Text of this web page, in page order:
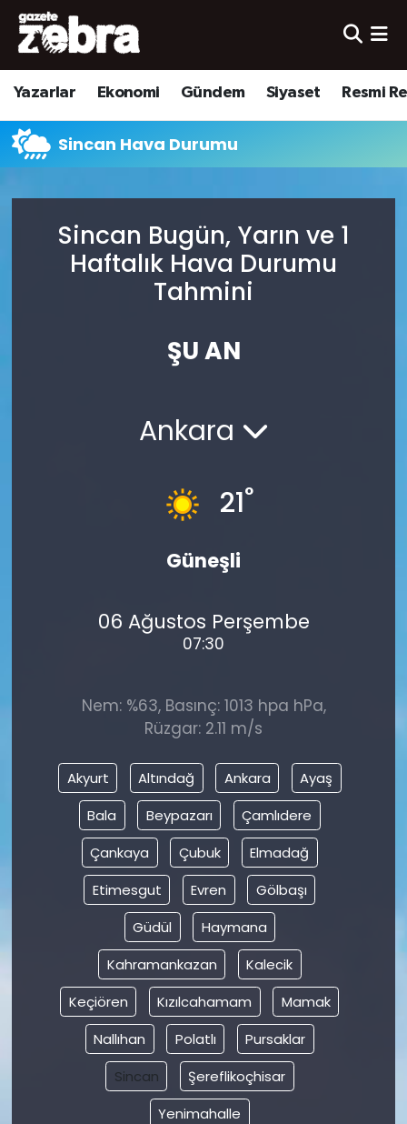
Yazarlar Ekonomi Gündem Siyaset Resmi
Sincan Hava Durumu
Sincan Bugün, Yarın ve 1
Haftalık Hava Durumu
Tahmini
ŞU AN
Ankara
21°
Güneşli
06 Ağustos Perşembe
07:30
Nem: %63, Basınç: 1013 hpa hPa,
Rüzgar: 2.11 m/s
Akyurt Altındağ Ankara
Ayaş
Bala
Beypazarı
Çamlıdere
Çankaya
Çubuk
Elmadağ
Etimesgut
Evren
Gölbaşı
Güdül
Haymana
Kahramankazan
Kalecik
Keçiören
Kızılcahamam
Mamak
Nallıhan
Polatlı
Pursaklar
Sincan
Şereflikoçhisar
Yenimahalle
Yazarlar
Ekonomi
Kültür-Sanat
Spor
Nöbetçi Eczaneler
Hava Durumu
Trafik Durumu
Tüm Manşetler
Son Dakika Haberleri